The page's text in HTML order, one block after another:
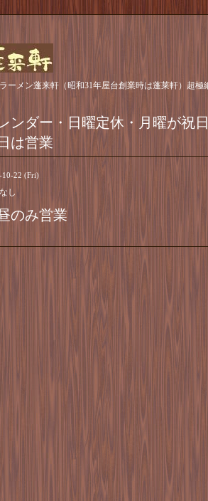
ーメン蓬来軒（昭和31年屋台創業時は蓬莱軒）超
ンダー・日曜定休・月曜が祝
は営業
10-22 (Fri)
し
のみ営業